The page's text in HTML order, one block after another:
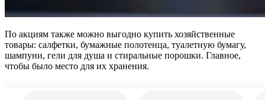
По акциям также можно выгодно купить хозяйственные
товары: салфетки, бумажные полотенца, туалетную бумагу,
шампуни, гели для душа и стиральные порошки. Главное,
чтобы было место для их хранения.